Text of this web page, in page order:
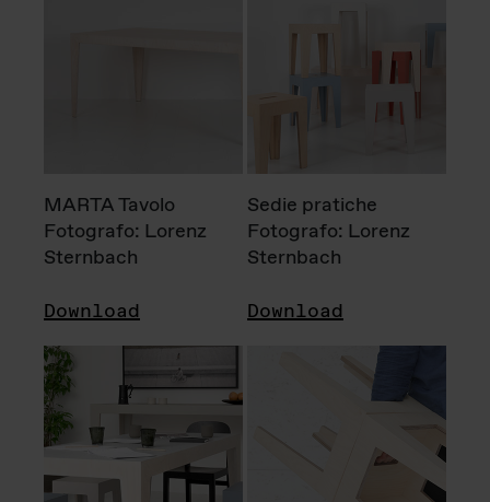
MARTA Tavolo
Fotografo: Lorenz
Sternbach
Download
Sedie pratiche
Fotografo: Lorenz
Sternbach
Download